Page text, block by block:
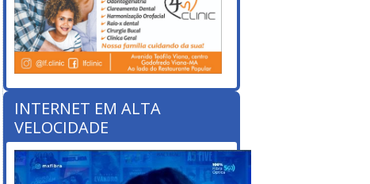
INTERNET EM ALTA
VELOCIDADE